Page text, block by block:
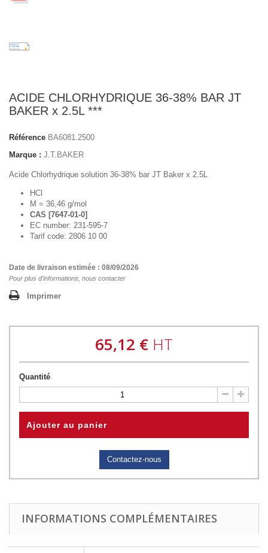
ACIDE CHLORHYDRIQUE 36-38% BAR JT
BAKER x 2.5L ***
Référence BA6081.2500
Marque : J.T.BAKER
Acide Chlorhydrique solution 36-38% bar JT Baker x 2.5L
HCl
M = 36,46 g/mol
CAS [7647-01-0]
EC number: 231-595-7
Tarif code: 2806 10 00
Date de livraison estimée : 08/09/2026
Pour plus d'informations, nous contacter
Imprimer
65,12 € HT
Quantité
Ajouter au panier
Contactez-nous
INFORMATIONS COMPLÉMENTAIRES